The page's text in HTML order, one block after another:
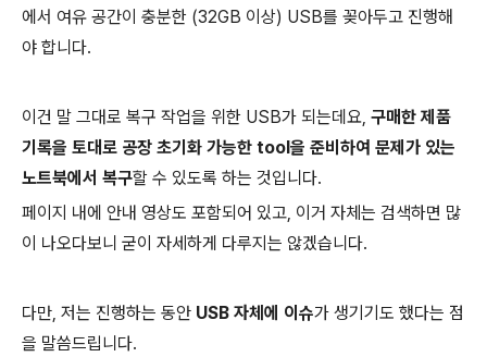
에서 여유 공간이 충분한 (32GB 이상) USB를 꽂아두고 진행해
야 합니다.
이건 말 그대로 복구 작업을 위한 USB가 되는데요, 구매한 제품
기록을 토대로 공장 초기화 가능한 tool을 준비하여 문제가 있는
노트북에서 복구할 수 있도록 하는 것입니다.
페이지 내에 안내 영상도 포함되어 있고, 이거 자체는 검색하면 많
이 나오다보니 굳이 자세하게 다루지는 않겠습니다.
다만, 저는 진행하는 동안 USB 자체에 이슈가 생기기도 했다는 점
을 말씀드립니다.